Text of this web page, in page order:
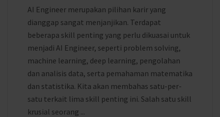
AI Engineer merupakan pilihan karir yang
dianggap sangat menjanjikan. Terdapat
beberapa skill penting yang perlu dikuasai untuk
menjadi AI Engineer, seperti problem solving,
machine learning, deep learning, pengolahan
dan analisis data, serta pemahaman matematika
dan statistika. Kita akan membahas satu-per-
satu terkait lima skill penting ini. Salah satu skill
krusial seorang ...